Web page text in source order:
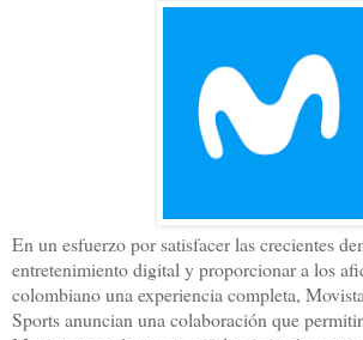
En un esfuerzo por satisfacer las crecientes
entretenimiento digital y proporcionar a los
colombiano una experiencia completa,
Sports anuncian una colaboración que